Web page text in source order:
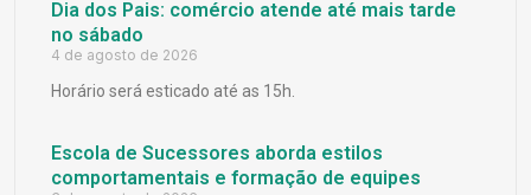
Dia dos Pais: comércio atende até mais tarde
no sábado
4 de agosto de 2026
Horário será esticado até as 15h.
Escola de Sucessores aborda estilos
comportamentais e formação de equipes